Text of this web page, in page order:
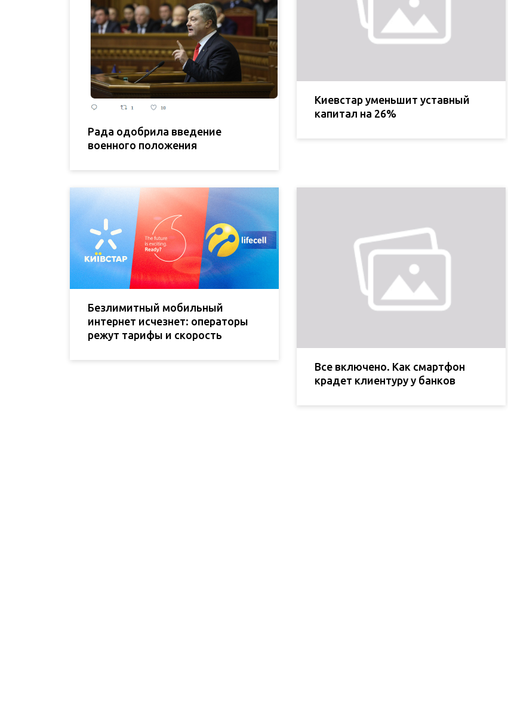
Рада одобрила введение
военного положения
Киевстар уменьшит уставный
капитал на 26%
Безлимитный мобильный
интернет исчезнет: операторы
режут тарифы и скорость
Все включено. Как смартфон
крадет клиентуру у банков